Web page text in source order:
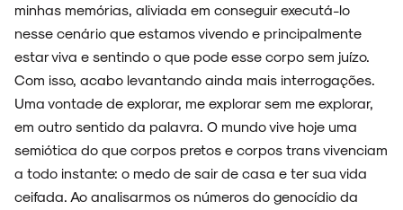
SOBRE
minhas memórias, aliviada em conseguir executá-lo
nesse cenário que estamos vivendo e principalmente
estar viva e sentindo o que pode esse corpo sem juízo.
Com isso, acabo levantando ainda mais interrogações.
Uma vontade de explorar, me explorar sem me explorar,
em outro sentido da palavra. O mundo vive hoje uma
semiótica do que corpos pretos e corpos trans vivenciam
a todo instante: o medo de sair de casa e ter sua vida
ceifada. Ao analisarmos os números do genocídio da